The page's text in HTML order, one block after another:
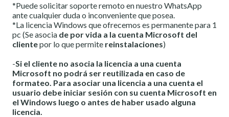
*Puede solicitar soporte remoto en nuestro WhatsApp
ante cualquier duda o inconveniente que posea.
*La licencia Windows que ofrecemos es permanente para 1
pc (Se asocia de por vida a la cuenta Microsoft del
clientepor lo que permite reinstalaciones)
-Si el cliente no asocia la licencia a una cuenta
Microsoft no podrá ser reutilizada en caso de
formateo. Para asociar una licencia a una cuenta el
usuario debe iniciar sesión con su cuenta Microsoft en
el Windows luego o antes de haber usado alguna
licencia.